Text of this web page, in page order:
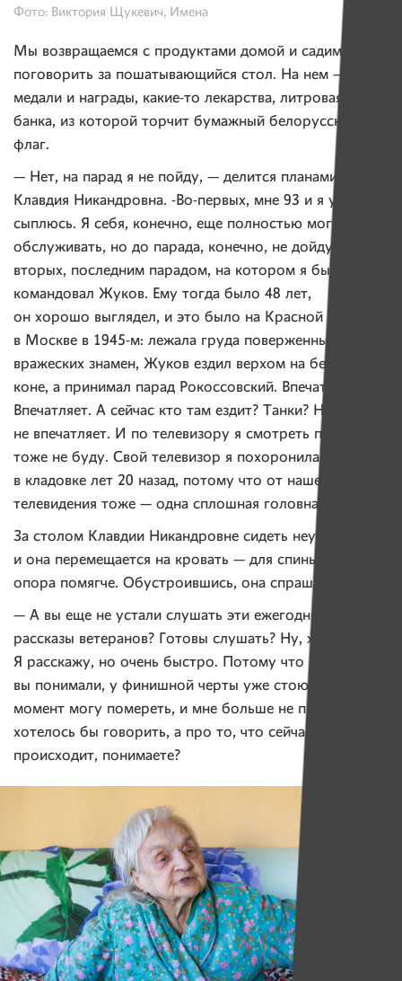
Фото: Виктория Щукевич, Имена
Мы возвращаемся с продуктами домой и садимся
поговорить за пошатывающийся стол. На нем —
медали и награды, какие-то лекарства, литровая
банка, из которой торчит бумажный белорусский
флаг.
— Нет, на парад я не пойду, — делится планами
Клавдия Никандровна. -Во-первых, мне 93 и я уже вся
сыплюсь. Я себя, конечно, еще полностью могу
обслуживать, но до парада, конечно, не дойду. Во-
вторых, последним парадом, на котором я была,
командовал Жуков. Ему тогда было 48 лет,
он хорошо выглядел, и это было на Красной площади
в Москве в 1945-м: лежала груда поверженных
вражеских знамен, Жуков ездил верхом на белом
коне, а принимал парад Рокоссовский. Впечатляет?
Впечатляет. А сейчас кто там ездит? Танки? Нет,
не впечатляет. И по телевизору я смотреть парад
тоже не буду. Свой телевизор я похоронила
в кладовке лет 20 назад, потому что от нашего
телевидения тоже — одна сплошная головная боль.
За столом Клавдии Никандровне сидеть неудобно,
и она перемещается на кровать — для спины нужна
опора помягче. Обустроившись, она спрашивает:
— А вы еще не устали слушать эти ежегодные боевые
рассказы ветеранов? Готовы слушать? Ну, хорошо.
Я расскажу, но очень быстро. Потому что я, чтобы
вы понимали, у финишной черты уже стою, в любой
момент могу помереть, и мне больше не про войну
хотелось бы говорить, а про то, что сейчас
происходит, понимаете?